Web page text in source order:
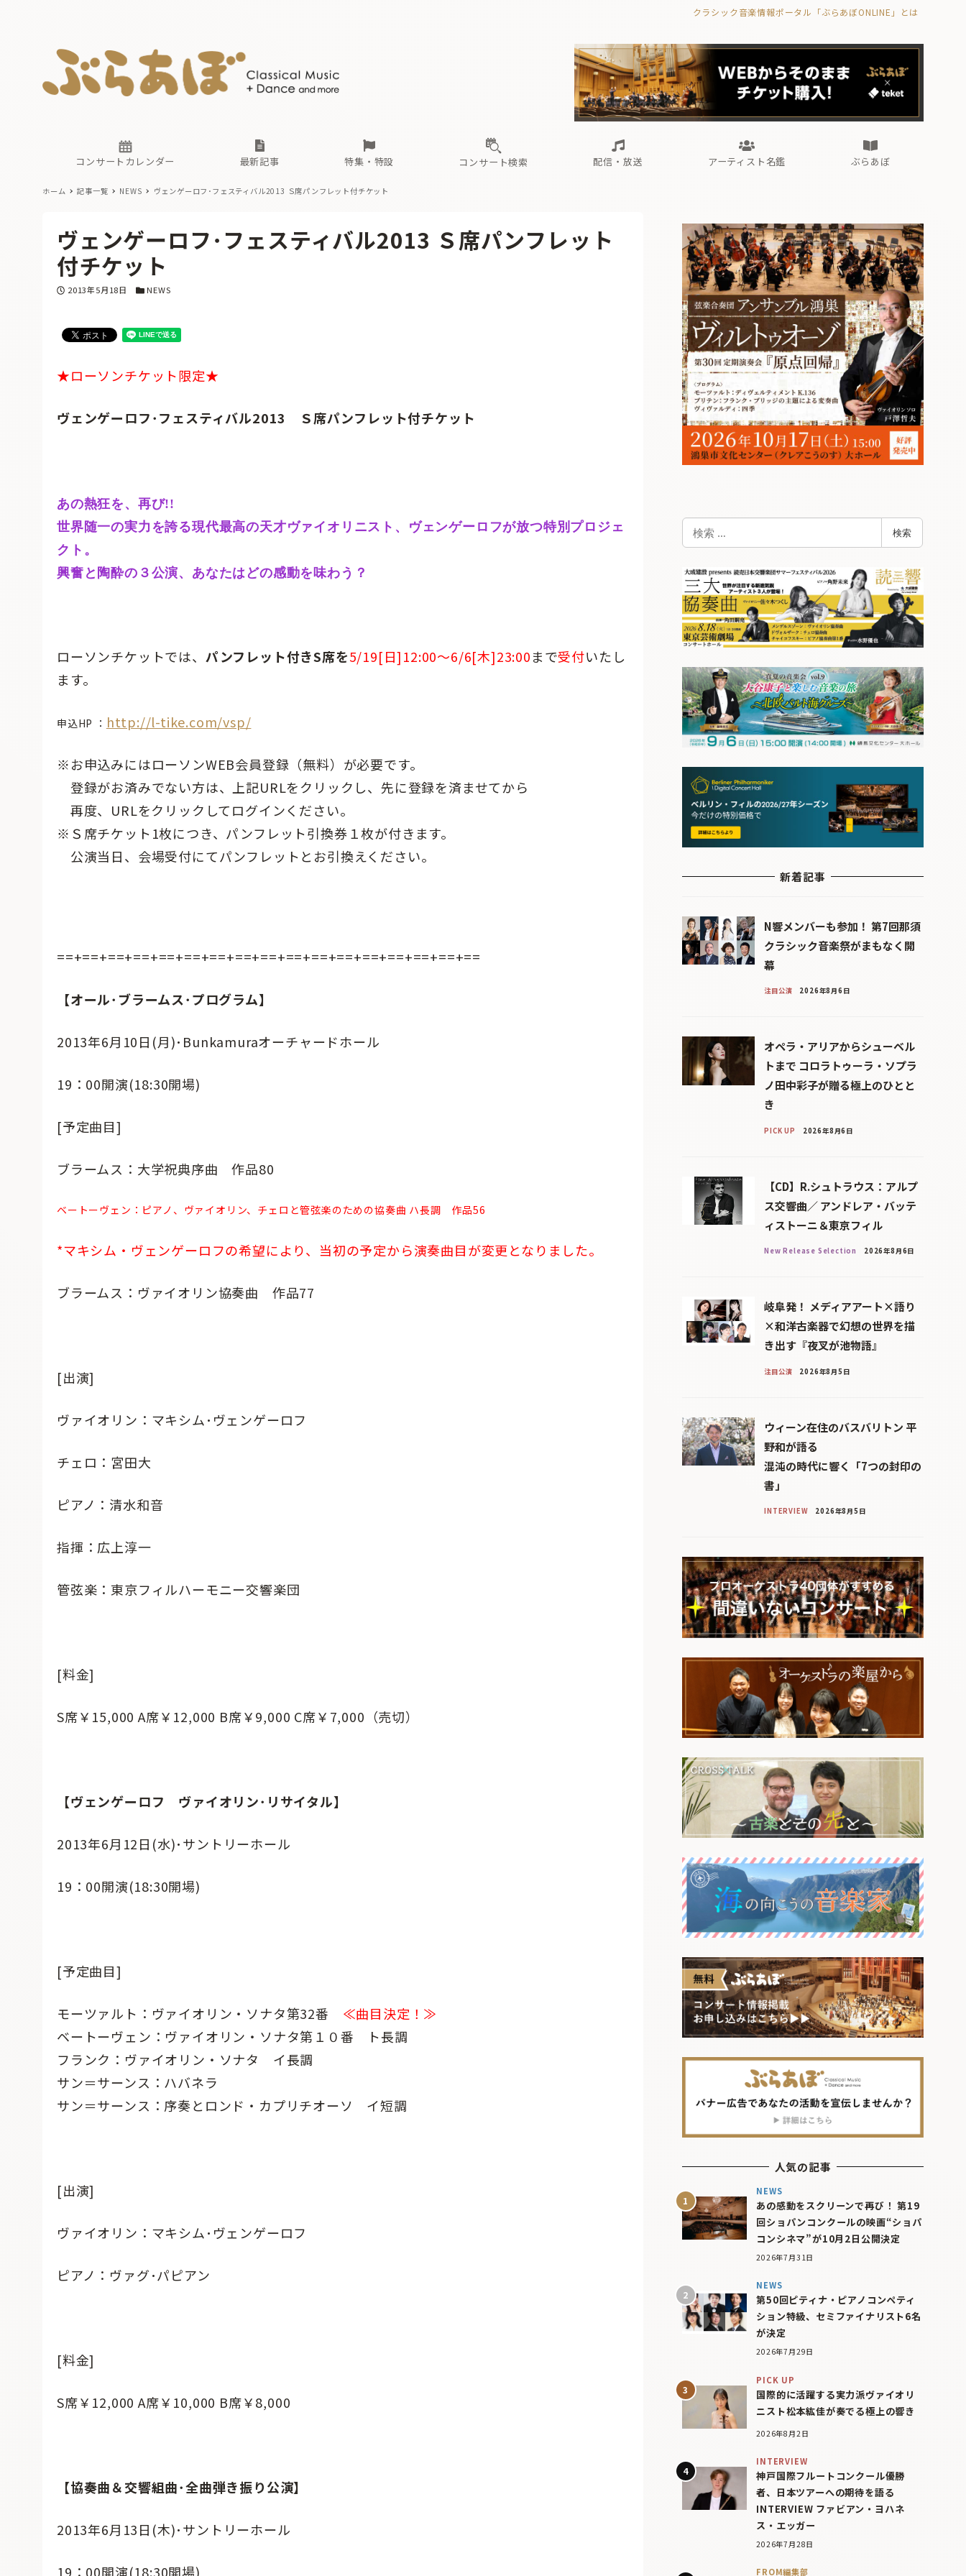
クラシック音楽情報ポータル「ぶらあぼONLINE」とは
コンサートカレンダー 最新記事
古楽とその先と オーケストラの楽屋から 海の向こうの音楽家 ぶらあぼブラス！
フォルテピアノ・オデッセイ
特集・特設
現場のプロが推す！間違いないオーケストラコンサート
過去の特集
コンサート検索 配信・放送
無料ライブ配信スケジュール 有料ライブ配信スケジュール
アーティスト名鑑
た ま や ら
ぶらあぼ
古楽とその先と 海の向こうの音楽家 Aからの眺望 ぶらあぼブラス！
フォルテピアノ・オデッセイ
過去の特集
無料ライブ配信スケジュール
あ か さ
ホーム 記事一覧 NEWS ヴェンゲーロフ･フェスティバル2013 Ｓ席パンフレット付チケット
ヴェンゲーロフ･フェスティバル2013 Ｓ席パンフレット
付チケット
投稿日
2013年5月18日 カテゴリー
NEWS
★ローソンチケット限定★
ヴェンゲーロフ･フェスティバル2013 Ｓ席パンフレット付チケット
あの熱狂を、再び!!
世界随一の実力を誇る現代最高の天才ヴァイオリニスト、ヴェンゲーロフが放つ特別プロジェ
クト。
興奮と陶酔の３公演、あなたはどの感動を味わう？
ローソンチケットでは、 パンフレット付きS席を5/19[日]12:00〜6/6[木]23:00まで受付いたし
ます。
申込HP ： http://l-tike.com/vsp/
※お申込みにはローソンWEB会員登録（無料）が必要です。
登録がお済みでない方は、上記URLをクリックし、先に登録を済ませてから
再度、URLをクリックしてログインください。
※Ｓ席チケット1枚につき、パンフレット引換券１枚が付きます。
公演当日、会場受付にてパンフレットとお引換えください。
==+==+==+==+==+==+==+==+==+==+==+==+==+==+==+==+==
【オール･ブラームス･プログラム】
2013年6月10日(月)･Bunkamuraオーチャードホール
19：00開演(18:30開場)
[予定曲目]
ブラームス：大学祝典序曲 作品80
ベートーヴェン：ピアノ、ヴァイオリン、チェロと管弦楽のための協奏曲 ハ長調 作品56
*マキシム・ヴェンゲーロフの希望により、当初の予定から演奏曲目が変更となりました。
ブラームス：ヴァイオリン協奏曲 作品77
[出演]
ヴァイオリン：マキシム･ヴェンゲーロフ
チェロ：宮田大
ピアノ：清水和音
指揮：広上淳一
管弦楽：東京フィルハーモニー交響楽団
[料金]
S席￥15,000 A席￥12,000 B席￥9,000 C席￥7,000（売切）
【ヴェンゲーロフ ヴァイオリン･リサイタル】
2013年6月12日(水)･サントリーホール
19：00開演(18:30開場)
[予定曲目]
モーツァルト：ヴァイオリン・ソナタ第32番 ≪曲目決定！≫
ベートーヴェン：ヴァイオリン・ソナタ第１０番 ト長調
フランク：ヴァイオリン・ソナタ イ長調
サン＝サーンス：ハバネラ
サン＝サーンス：序奏とロンド・カプリチオーソ イ短調
[出演]
ヴァイオリン：マキシム･ヴェンゲーロフ
ピアノ：ヴァグ･パピアン
[料金]
S席￥12,000 A席￥10,000 B席￥8,000
【協奏曲＆交響組曲･全曲弾き振り公演】
2013年6月13日(木)･サントリーホール
19：00開演(18:30開場)
検
索
検索
新着記事
N響メンバーも参加！ 第7回那須
クラシック音楽祭がまもなく開
幕
注目公演 2026年8月6日
オペラ・アリアからシューベル
トまで コロラトゥーラ・ソプラ
ノ田中彩子が贈る極上のひとと
き
PICK UP 2026年8月6日
【CD】R.シュトラウス：アルプ
ス交響曲／ アンドレア・バッテ
ィストーニ＆東京フィル
New Release Selection 2026年8月6日
岐阜発！ メディアアート×語り
×和洋古楽器で幻想の世界を描
き出す『夜叉が池物語』
注目公演 2026年8月5日
ウィーン在住のバスバリトン 平
野和が語る
混沌の時代に響く「7つの封印の
書」
INTERVIEW 2026年8月5日
人気の記事
NEWS
あの感動をスクリーンで再び！ 第19
回ショパンコンクールの映画“ショパ
コンシネマ”が10月2日公開決定
2026年7月31日
NEWS
第50回ピティナ・ピアノコンペティ
ション特級、セミファイナリスト6名
が決定
2026年7月29日
PICK UP
国際的に活躍する実力派ヴァイオリ
ニスト松本紘佳が奏でる極上の響き
2026年8月2日
INTERVIEW
神戸国際フルートコンクール優勝
者、日本ツアーへの期待を語る
INTERVIEW ファビアン・ヨハネ
ス・エッガー
2026年7月28日
FROM編集部